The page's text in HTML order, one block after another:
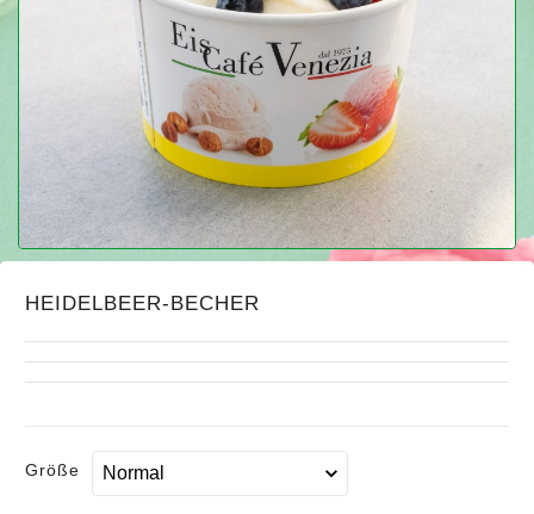
HEIDELBEER-BECHER
Größe